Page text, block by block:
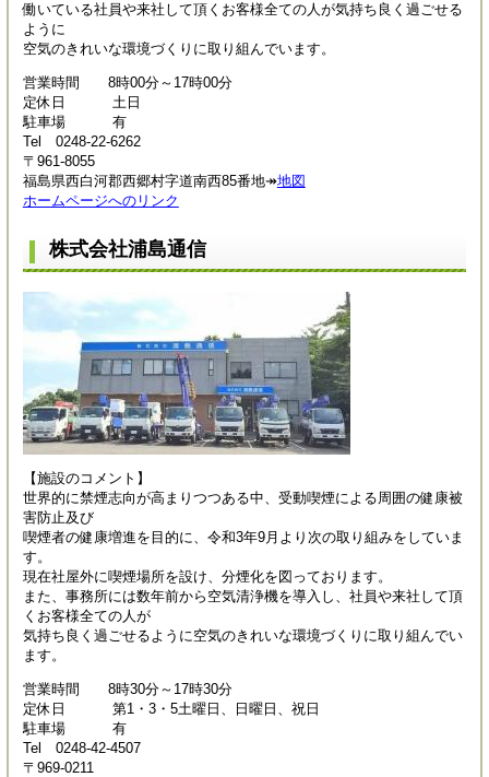
働いている社員や来社して頂くお客様全ての人が気持ち良く過ごせる
ように
空気のきれいな環境づくりに取り組んでいます。
営業時間 8時00分～17時00分
定休日 土日
駐車場 有
Tel 0248-22-6262
〒961-8055
福島県西白河郡西郷村字道南西85番地↠地図
ホームページへのリンク
株式会社浦島通信
【施設のコメント】
世界的に禁煙志向が高まりつつある中、受動喫煙による周囲の健康被
害防止及び
喫煙者の健康増進を目的に、令和3年9月より次の取り組みをしていま
す。
現在社屋外に喫煙場所を設け、分煙化を図っております。
また、事務所には数年前から空気清浄機を導入し、社員や来社して頂
くお客様全ての人が
気持ち良く過ごせるように空気のきれいな環境づくりに取り組んでい
ます。
営業時間 8時30分～17時30分
定休日 第1・3・5土曜日、日曜日、祝日
駐車場 有
Tel 0248-42-4507
〒969-0211